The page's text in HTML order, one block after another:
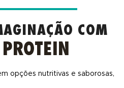
COM
PROTEIN
opções nutritivas e saborosas,